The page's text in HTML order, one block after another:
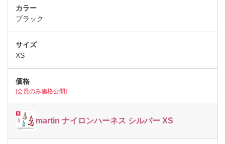
ブラック
XS
[会員のみ価格公開]
martin ナイロンハーネス シルバー XS